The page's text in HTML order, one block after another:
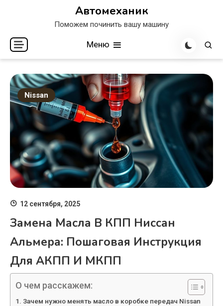
Автомеханик
Поможем починить вашу машину
Меню
Nissan
12 сентября, 2025
Замена Масла В КПП Ниссан
Альмера: Пошаговая Инструкция
Для АКПП И МКПП
О чем расскажем:
Зачем нужно менять масло в коробке передач Nissan